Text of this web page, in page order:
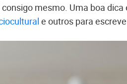
mesmo. Uma boa dica
e outros para